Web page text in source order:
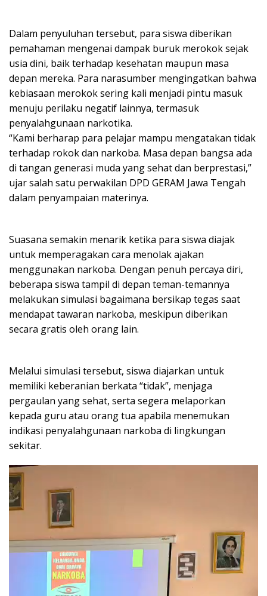
Dalam penyuluhan tersebut, para siswa diberikan
pemahaman mengenai dampak buruk merokok sejak
usia dini, baik terhadap kesehatan maupun masa
depan mereka. Para narasumber mengingatkan bahwa
kebiasaan merokok sering kali menjadi pintu masuk
menuju perilaku negatif lainnya, termasuk
penyalahgunaan narkotika.
“Kami berharap para pelajar mampu mengatakan tidak
terhadap rokok dan narkoba. Masa depan bangsa ada
di tangan generasi muda yang sehat dan berprestasi,”
ujar salah satu perwakilan DPD GERAM Jawa Tengah
dalam penyampaian materinya.
Suasana semakin menarik ketika para siswa diajak
untuk memperagakan cara menolak ajakan
menggunakan narkoba. Dengan penuh percaya diri,
beberapa siswa tampil di depan teman-temannya
melakukan simulasi bagaimana bersikap tegas saat
mendapat tawaran narkoba, meskipun diberikan
secara gratis oleh orang lain.
Melalui simulasi tersebut, siswa diajarkan untuk
memiliki keberanian berkata “tidak”, menjaga
pergaulan yang sehat, serta segera melaporkan
kepada guru atau orang tua apabila menemukan
indikasi penyalahgunaan narkoba di lingkungan
sekitar.